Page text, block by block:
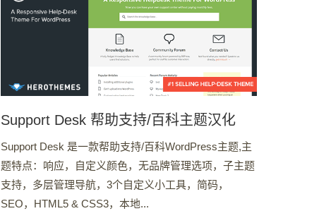
Support Desk 帮助支持/百科主题汉化
Support Desk 是一款帮助支持/百科WordPress主题,主
题特点：响应，自定义颜色，无品牌管理选项，子主题
支持，多层管理导航，3个自定义小工具，简码，
SEO，HTML5 & CSS3，本地...